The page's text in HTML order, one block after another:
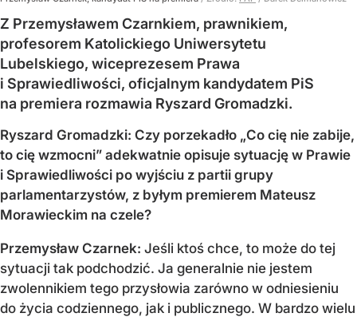
Z Przemysławem Czarnkiem, prawnikiem,
profesorem Katolickiego Uniwersytetu
Lubelskiego, wiceprezesem Prawa
i Sprawiedliwości, oficjalnym kandydatem PiS
na premiera rozmawia Ryszard Gromadzki.
Ryszard Gromadzki: Czy porzekadło „Co cię nie zabije,
to cię wzmocni” adekwatnie opisuje sytuację w Prawie
i Sprawiedliwości po wyjściu z partii grupy
parlamentarzystów, z byłym premierem Mateusz
Morawieckim na czele?
Przemysław Czarnek: Jeśli ktoś chce, to może do tej
sytuacji tak podchodzić. Ja generalnie nie jestem
zwolennikiem tego przysłowia zarówno w odniesieniu
do życia codziennego, jak i publicznego. W bardzo wielu